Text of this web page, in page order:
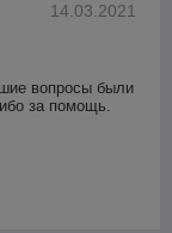
14.03.2021
вопросы были
за помощь.